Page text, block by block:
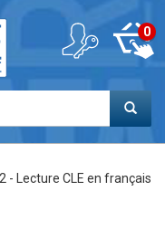
0
- Lecture CLE en français